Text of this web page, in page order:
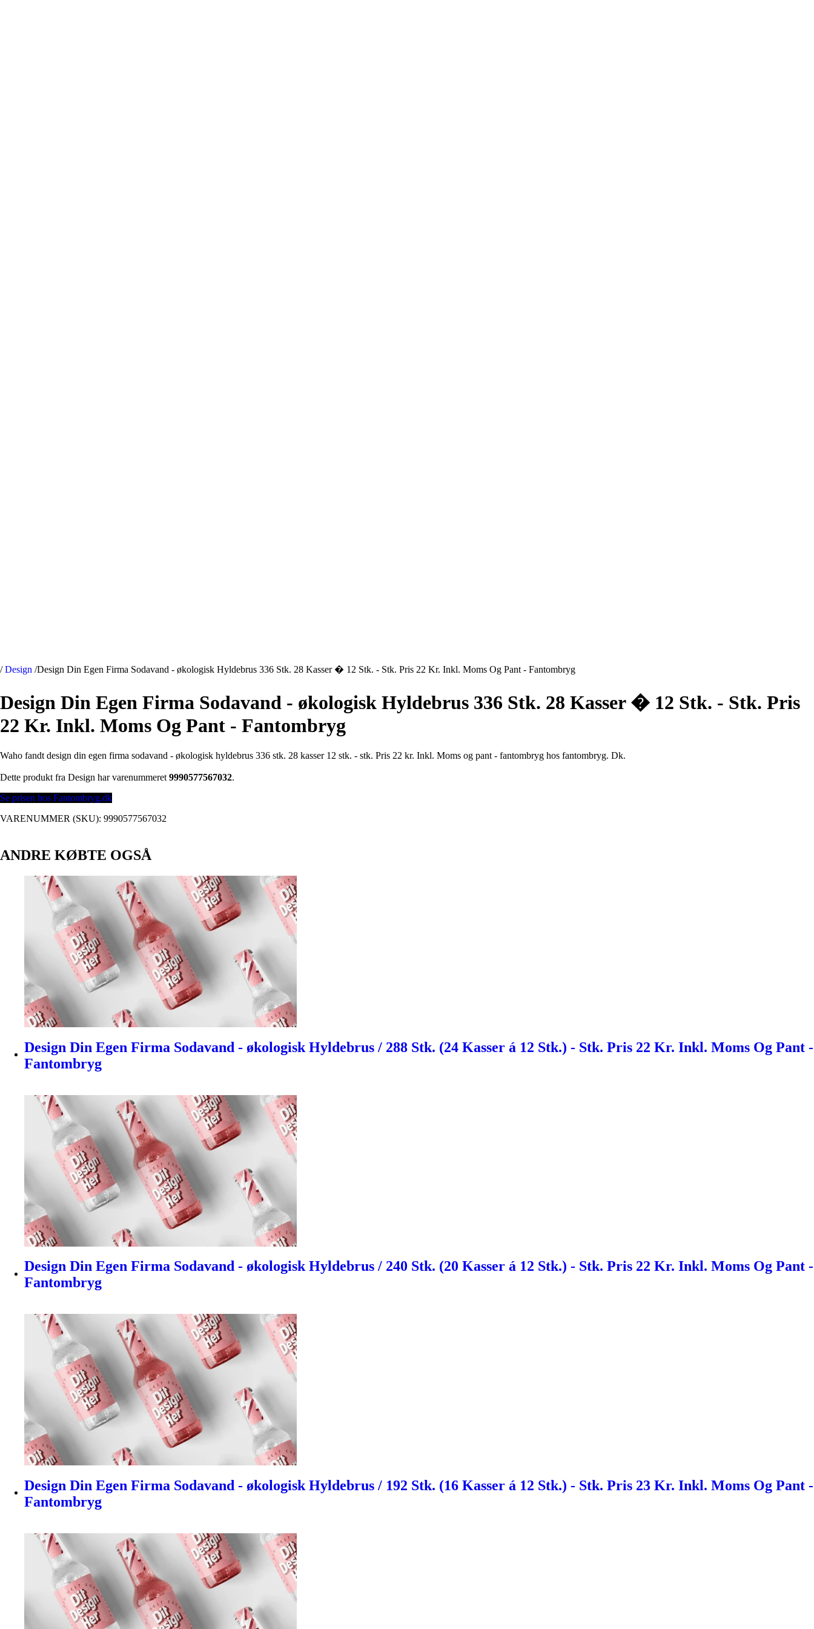
/ Design /Design Din Egen Firma Sodavand - økologisk Hyldebrus 336 Stk. 28 Kasser � 12 Stk. - Stk. Pris 22 Kr. Inkl. Moms Og Pant - Fantombryg
Design Din Egen Firma Sodavand - økologisk Hyldebrus 336 Stk. 28 Kasser � 12 Stk. - Stk. Pris
22 Kr. Inkl. Moms Og Pant - Fantombryg
Waho fandt design din egen firma sodavand - økologisk hyldebrus 336 stk. 28 kasser 12 stk. - stk. Pris 22 kr. Inkl. Moms og pant - fantombryg hos fantombryg. Dk.
Dette produkt fra Design har varenummeret 9990577567032.
Se prisen hos Fantombryg.dk
VARENUMMER (SKU): 9990577567032
ANDRE KØBTE OGSÅ
Design Din Egen Firma Sodavand - økologisk Hyldebrus / 288 Stk. (24 Kasser á 12 Stk.) - Stk. Pris 22 Kr. Inkl. Moms Og Pant -
Fantombryg
Design Din Egen Firma Sodavand - økologisk Hyldebrus / 240 Stk. (20 Kasser á 12 Stk.) - Stk. Pris 22 Kr. Inkl. Moms Og Pant -
Fantombryg
Design Din Egen Firma Sodavand - økologisk Hyldebrus / 192 Stk. (16 Kasser á 12 Stk.) - Stk. Pris 23 Kr. Inkl. Moms Og Pant -
Fantombryg